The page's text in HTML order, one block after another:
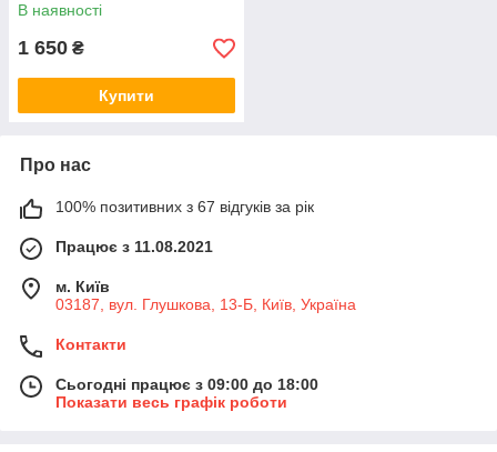
В наявності
1 650 ₴
Купити
Про нас
100% позитивних з 67 відгуків за рік
Працює з 11.08.2021
м. Київ
03187, вул. Глушкова, 13-Б, Київ, Україна
Контакти
Сьогодні працює з 09:00 до 18:00
Показати весь графік роботи